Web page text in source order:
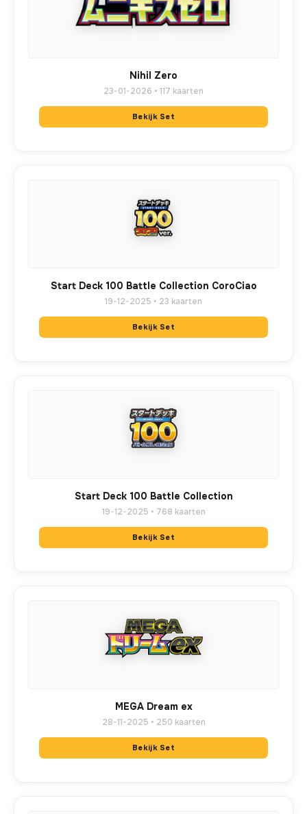
Nihil Zero
23-01-2026 • 117 kaarten
Bekijk Set
Start Deck 100 Battle Collection CoroCiao
19-12-2025 • 23 kaarten
Bekijk Set
Start Deck 100 Battle Collection
19-12-2025 • 768 kaarten
Bekijk Set
MEGA Dream ex
28-11-2025 • 250 kaarten
Bekijk Set